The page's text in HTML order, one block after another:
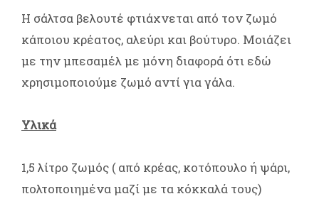
Η σάλτσα βελουτέ φτιάχνεται από τον ζωμό
κάποιου κρέατος, αλεύρι και βούτυρο. Μοιάζει
με την μπεσαμέλ με μόνη διαφορά ότι εδώ
χρησιμοποιούμε ζωμό αντί για γάλα.
Υλικά
1,5 λίτρο ζωμός ( από κρέας, κοτόπουλο ή ψάρι,
πολτοποιημένα μαζί με τα κόκκαλά τους)